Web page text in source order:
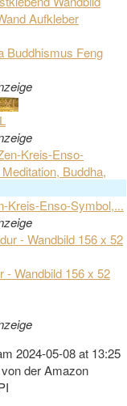
Buddhismus Feng
Kreis-Enso-Symbol,...
- Wandbild 156 x 52
2024-05-08 at 13:25
der Amazon